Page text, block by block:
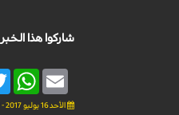
شاركوا هذا الخبر
Email
الأحد 16 يوليو 2017 - 07:24 بتوقيت غرينتش